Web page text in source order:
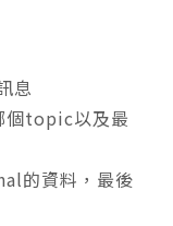
息
topic以及最
的資料，最後